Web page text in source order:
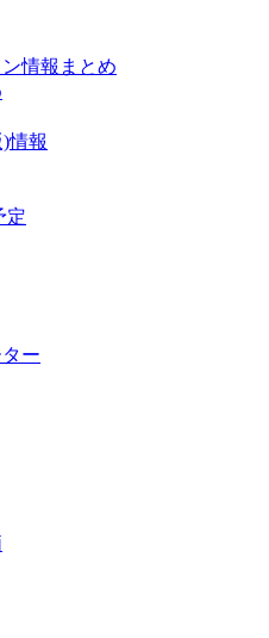
情報まとめ
情報
定
ー